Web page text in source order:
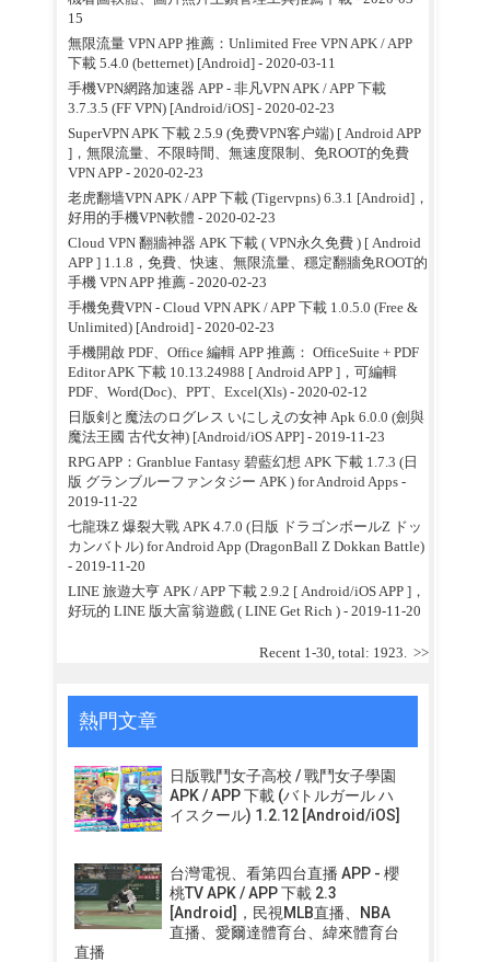
15
無限流量 VPN APP 推薦：Unlimited Free VPN APK / APP
下載 5.4.0 (betternet) [Android]- 2020-03-11
手機VPN網路加速器 APP - 非凡VPN APK / APP 下載
3.7.3.5 (FF VPN) [Android/iOS]- 2020-02-23
SuperVPN APK 下載 2.5.9 (免费VPN客户端) [ Android APP
]，無限流量、不限時間、無速度限制、免ROOT的免費
VPN APP- 2020-02-23
老虎翻墙VPN APK / APP 下載 (Tigervpns) 6.3.1 [Android]，
好用的手機VPN軟體 - 2020-02-23
Cloud VPN 翻牆神器 APK 下載 ( VPN永久免費 ) [ Android
APP ] 1.1.8，免費、快速、無限流量、穩定翻牆免ROOT的
手機 VPN APP 推薦- 2020-02-23
手機免費VPN - Cloud VPN APK / APP 下載 1.0.5.0 (Free &
Unlimited) [Android]- 2020-02-23
手機開啟 PDF、Office 編輯 APP 推薦： OfficeSuite + PDF
Editor APK 下載 10.13.24988 [ Android APP ]，可編輯
PDF、Word(Doc)、PPT、Excel(Xls)- 2020-02-12
日版剣と魔法のログレス いにしえの女神 Apk 6.0.0 (劍與
魔法王國 古代女神) [Android/iOS APP]- 2019-11-23
RPG APP：Granblue Fantasy 碧藍幻想 APK 下載 1.7.3 (日
版 グランブルーファンタジー APK ) for Android Apps -
2019-11-22
七龍珠Z 爆裂大戰 APK 4.7.0 (日版 ドラゴンボールZ ドッ
カンバトル) for Android App (DragonBall Z Dokkan Battle)
- 2019-11-20
LINE 旅遊大亨 APK / APP 下載 2.9.2 [ Android/iOS APP ]，
好玩的 LINE 版大富翁遊戲 ( LINE Get Rich )- 2019-11-20
Recent 1-30, total: 1923. >>
熱門文章
日版戰鬥女子高校 / 戰鬥女子學園
APK / APP 下載 (バトルガール ハ
イスクール) 1.2.12 [Android/iOS]
台灣電視、看第四台直播 APP - 櫻
桃TV APK / APP 下載 2.3
[Android]，民視MLB直播、NBA
直播、愛爾達體育台、緯來體育台
直播